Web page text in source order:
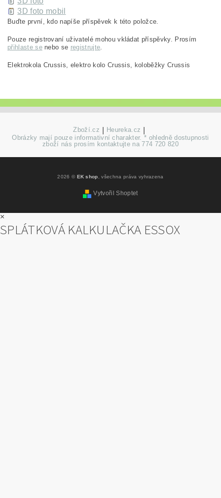
3D foto mobil
Buďte první, kdo napíše příspěvek k této položce.
Pouze registrovaní uživatelé mohou vkládat příspěvky. Prosím
přihlaste senebo se registrujte
Elektrokola Crussis, elektro kolo Crussis, koloběžky Crussis
Zboží.cz Heureka.cz
Obrázky mají pouze informativní charakter. * ohledně dostupnosti
zboží nás prosím kontaktujte na 774 720 820
2026 © EK shop , všechna práva vyhrazena
Vytvořil Shoptet
×
SPLÁTKOVÁ KALKULAČKA ESSOX